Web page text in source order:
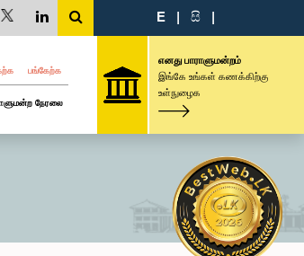
E | සි |
பங்கேற்க
நேரலை
எனது பாராளுமன்றம்
இங்கே உங்கள் கணக்கிற்கு
உள்நுழைக